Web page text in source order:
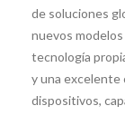
de soluciones
nuevos
tecnología
y una excelente
dispositivos,